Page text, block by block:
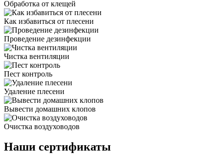
Обработка от клещей
Как избавиться от плесени
Проведение дезинфекции
Чистка вентиляции
Пест контроль
Удаление плесени
Вывести домашних клопов
Очистка воздуховодов
Наши сертификаты